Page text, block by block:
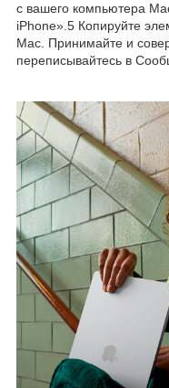
с вашего компьютера
iPhone».5 Копируйте
Mac. Принимайте и
переписывайтесь в